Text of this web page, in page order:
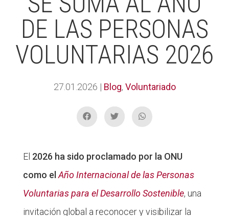
DE LAS PERSONAS
VOLUNTARIAS 2026
27.01.2026 | Blog, Voluntariado
El 2026 ha sido proclamado por la ONU
como el Año Internacional de las Personas
Voluntarias para el Desarrollo Sostenible, una
invitación global a reconocer y visibilizar la